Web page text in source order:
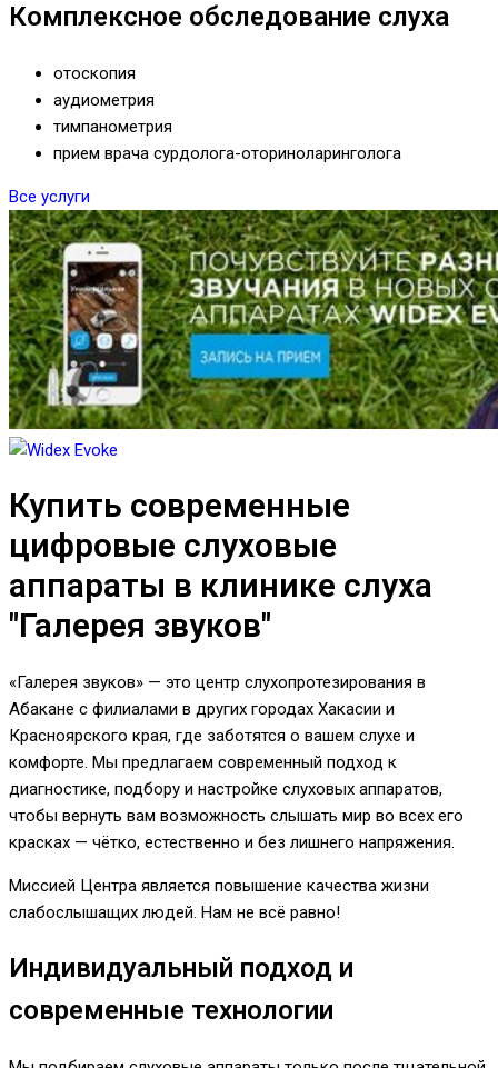
Комплексное обследование слуха
отоскопия
аудиометрия
тимпанометрия
прием врача сурдолога-оториноларинголога
Все услуги
Купить современные
цифровые слуховые
аппараты в клинике слуха
"Галерея звуков"
«Галерея звуков» — это центр слухопротезирования в
Абакане с филиалами в других городах Хакасии и
Красноярского края, где заботятся о вашем слухе и
комфорте. Мы предлагаем современный подход к
диагностике, подбору и настройке слуховых аппаратов,
чтобы вернуть вам возможность слышать мир во всех его
красках — чётко, естественно и без лишнего напряжения.
Миссией Центра является повышение качества жизни
слабослышащих людей. Нам не всё равно!
Индивидуальный подход и
современные технологии